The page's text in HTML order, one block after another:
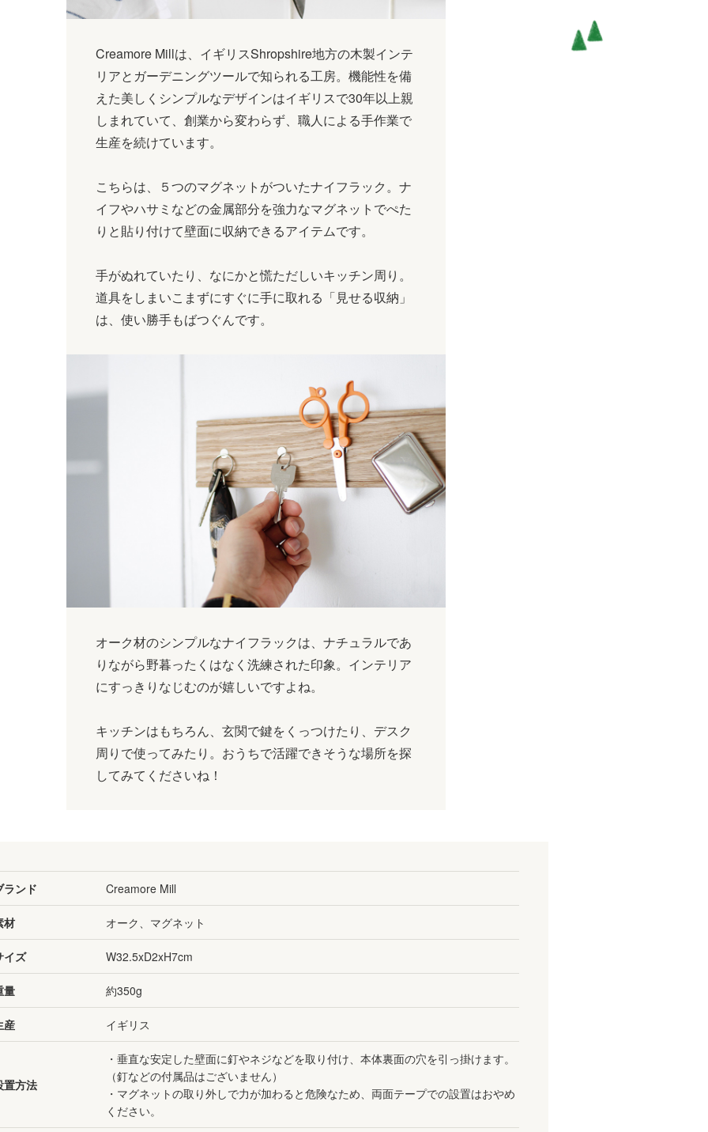
Creamore Millは、イギリスShropshire地方の木製インテ
リアとガーデニングツールで知られる工房。機能性を備
えた美しくシンプルなデザインはイギリスで30年以上親
しまれていて、創業から変わらず、職人による手作業で
生産を続けています。
こちらは、５つのマグネットがついたナイフラック。ナ
イフやハサミなどの金属部分を強力なマグネットでぺた
りと貼り付けて壁面に収納できるアイテムです。
手がぬれていたり、なにかと慌ただしいキッチン周り。
道具をしまいこまずにすぐに手に取れる「見せる収納」
は、使い勝手もばつぐんです。
オーク材のシンプルなナイフラックは、ナチュラルであ
りながら野暮ったくはなく洗練された印象。インテリア
にすっきりなじむのが嬉しいですよね。
キッチンはもちろん、玄関で鍵をくっつけたり、デスク
周りで使ってみたり。おうちで活躍できそうな場所を探
してみてくださいね！
ランド Creamore Mill
材 オーク、マグネット
イズ W32.5xD2xH7cm
量 約350g
産 イギリス
置方法
・垂直な安定した壁面に釘やネジなどを取り付け、本体裏面の穴を引っ掛けます。
（釘などの付属品はございません）
・マグネットの取り外しで力が加わると危険なため、両面テープでの設置はおやめ
ください。